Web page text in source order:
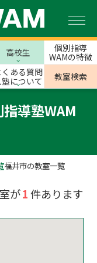
高校生
個別指導
WAMの特徴
くある質問
塾について
教室検索
導塾WAM
福井市の教室一覧
が1 件あります